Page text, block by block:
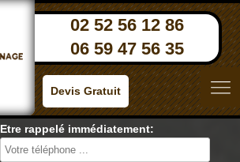
02 52 56 12 86
06 59 47 56 35
Devis Gratuit
Etre rappelé immédiatement: